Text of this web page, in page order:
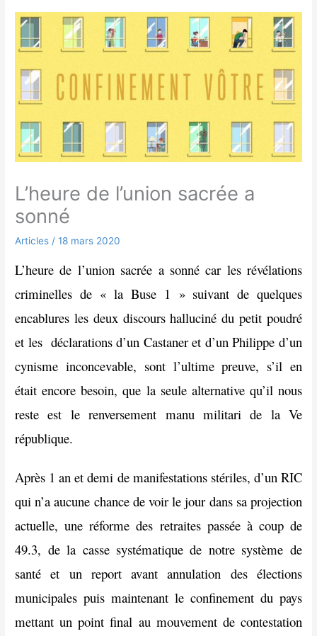
L’heure de l’union sacrée a
sonné
Articles /18 mars 2020
L’heure de l’union sacrée a sonné car les révélations
criminelles de « la Buse 1 » suivant de quelques
encablures les deux discours halluciné du petit poudré
et les déclarations d’un Castaner et d’un Philippe d’un
cynisme inconcevable, sont l’ultime preuve, s’il en
était encore besoin, que la seule alternative qu’il nous
reste est le renversement manu militari de la Ve
république.
Après 1 an et demi de manifestations stériles, d’un RIC
qui n’a aucune chance de voir le jour dans sa projection
actuelle, une réforme des retraites passée à coup de
49.3, de la casse systématique de notre système de
santé et un report avant annulation des élections
municipales puis maintenant le confinement du pays
mettant un point final au mouvement de contestation